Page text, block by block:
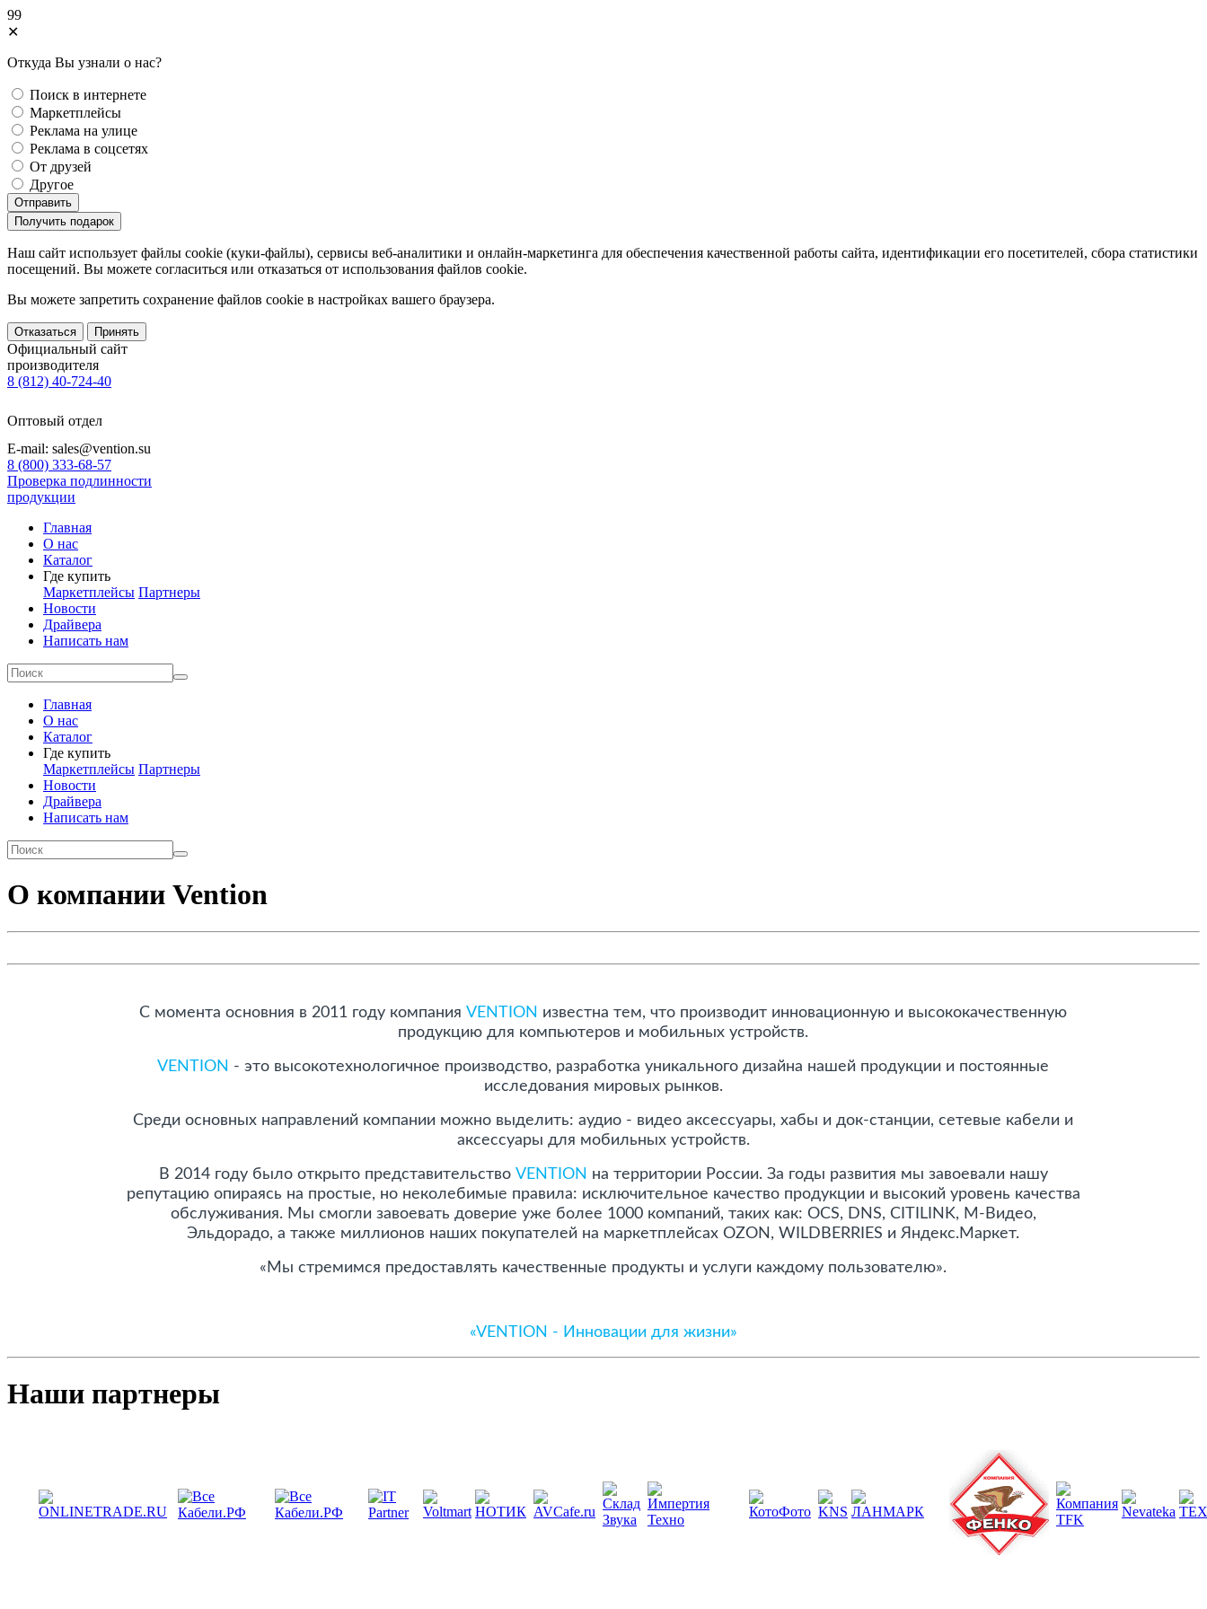
99
✕
Откуда Вы узнали о нас?
Поиск в интернете
Маркетплейсы
Реклама на улице
Реклама в соцсетях
От друзей
Другое
Отправить
Получить подарок
Наш сайт использует файлы cookie (куки-файлы), сервисы веб-аналитики и онлайн-маркетинга для обеспечения качественной работы сайта, идентификации его посетителей, сбора статистики
посещений. Вы можете согласиться или отказаться от использования файлов сookie.
Вы можете запретить сохранение файлов сookie в настройках вашего браузера.
Отказаться Принять
Официальный сайт
производителя
8 (812) 40-724-40
Оптовый отдел
E-mail: sales@vention.su
8 (800) 333-68-57
Проверка подлинности
продукции
Главная
О нас
Каталог
Где купить
Маркетплейсы Партнеры
Новости
Драйвера
Написать нам
Главная
О нас
Каталог
Где купить
Маркетплейсы Партнеры
Новости
Драйвера
Написать нам
О компании Vention
С момента основния в 2011 году компанияVENTION известна тем, что производит инновационную и высококачественную
продукцию для компьютеров и мобильных устройств.
VENTION - это высокотехнологичное производство, разработка уникального дизайна нашей продукции и постоянные
исследования мировых рынков.
Среди основных направлений компании можно выделить: аудио - видео аксессуары, хабы и док-станции, сетевые кабели и
аксессуары для мобильных устройств.
В 2014 году было открыто представительство VENTION на территории России. За годы развития мы завоевали нашу
репутацию опираясь на простые, но неколебимые правила: исключительное качество продукции и высокий уровень качества
обслуживания. Мы смогли завоевать доверие уже более 1000 компаний, таких как: OCS, DNS, CITILINK, М-Видео,
Эльдорадо, а также миллионов наших покупателей на маркетплейсах OZON, WILDBERRIES и Яндекс.Маркет.
«Мы стремимся предоставлять качественные продукты и услуги каждому пользователю».
«VENTION - Инновации для жизни»
Наши партнеры